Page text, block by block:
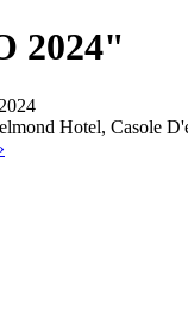
2024"
Hotel, Casole